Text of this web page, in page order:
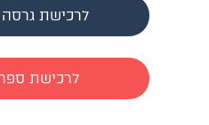
לרכישת גרסה
לרכישת